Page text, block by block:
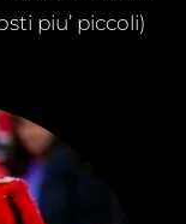
piu’ piccoli)